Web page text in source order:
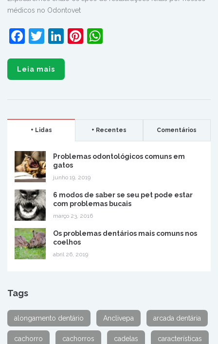
médicos no Odontovet
Facebook
Twitter
LinkedIn
Pinterest
Leia mais
+ Lidas + Recentes Comentários
Problemas odontológicos comuns em
gatos
junho 19, 2019
6 modos de saber se seu pet pode estar
com problemas bucais
março 23, 2016
Os problemas dentários mais comuns nos
coelhos
abril 26, 2019
Tags
alongamento dentário Anclivepa arcada dentária
cachorro cachorros cadelas características